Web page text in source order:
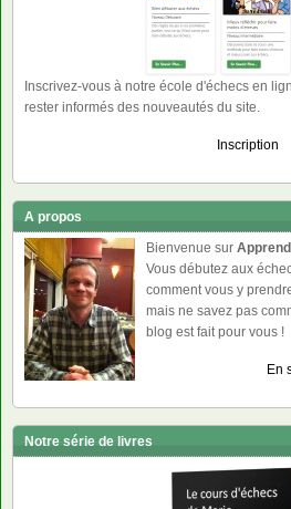
Inscrivez-vous à notre école d'échecs en
rester informés des nouveautés du site.
Inscription
A propos
Bienvenue sur
Vous débutez aux
comment vous y
mais ne savez pas
blog est fait pour vous !
En
Notre série de livres